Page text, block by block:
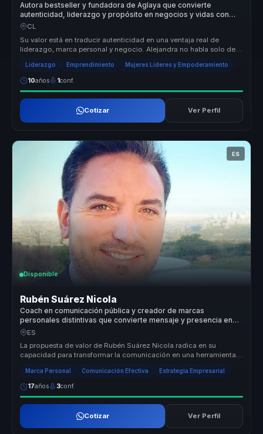
Autora bestseller y fundadora de Aglaya que convierte
autenticidad, liderazgo y propósito en negocios y vidas con
sentido.
CL
Su valor está en traducir autenticidad en una ventaja real de
liderazgo, marca personal y negocio. Alejandra no habla solo de
inspiración...
Liderazgo Emprendimiento Mujeres Líderes y Empoderamiento
10años 1conf.
Cotizar Ver Perfil
ES
Disponible
Rubén Suárez Nicola
Coach en comunicación pública y creador de marcas
personales distintivas que convierte mensaje y presencia en
autoridad para líderes y portavoces.
ES
La propuesta de valor de Rubén Suárez Nicola radica en su
capacidad para transformar la comunicación en una herramienta
de liderazgo efec...
Marca Personal Comunicación Efectiva Estrategia Empresarial
17años 3conf.
Cotizar Ver Perfil